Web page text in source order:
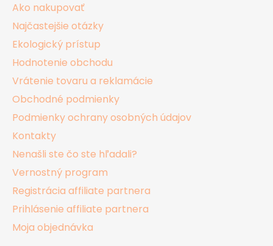
Ako nakupovať
Najčastejšie otázky
Ekologický prístup
Hodnotenie obchodu
Vrátenie tovaru a reklamácie
Obchodné podmienky
Podmienky ochrany osobných údajov
Kontakty
Nenašli ste čo ste hľadali?
Vernostný program
Registrácia affiliate partnera
Prihlásenie affiliate partnera
Moja objednávka